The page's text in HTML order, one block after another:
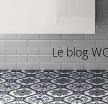
Le blog